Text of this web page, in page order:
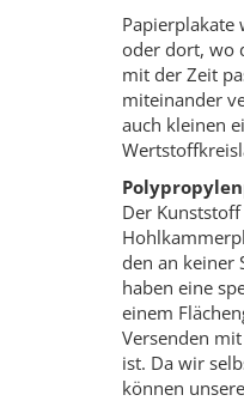
Papierplakate
oder dort, wo
mit der Zeit
miteinander
auch kleinen
Der
den an keiner
haben eine
einem
Versenden
ist. Da wir
können